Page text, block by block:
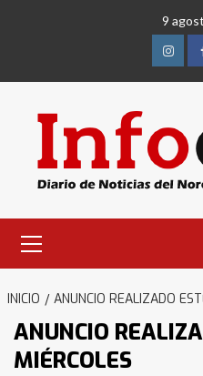
9
primario
INICIO ANUNCIO REALIZADO
ANUNCIO
MIÉRCOLES